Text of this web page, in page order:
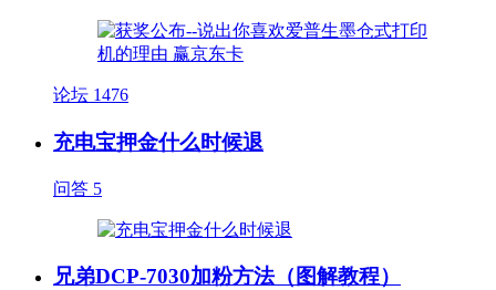
论坛 1476
充电宝押金什么时候退
问答 5
兄弟DCP-7030加粉方法（图解教程）